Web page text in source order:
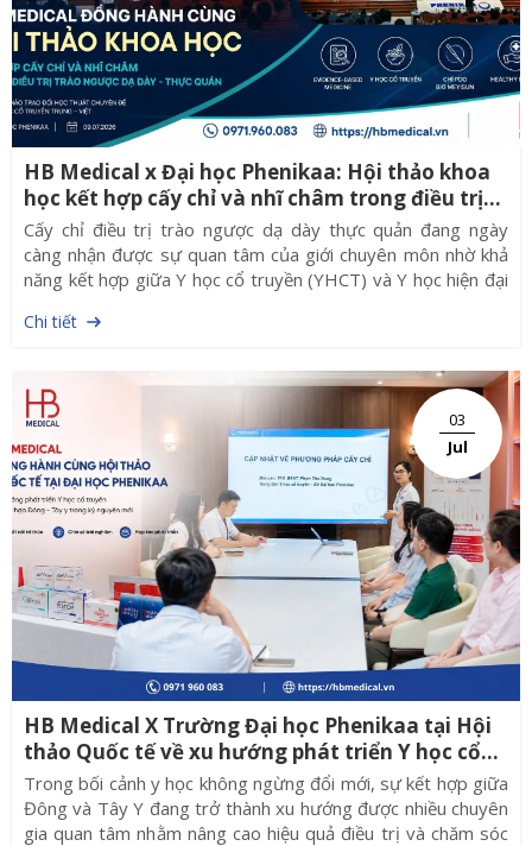
HB Medical x Đại học Phenikaa: Hội thảo khoa
học kết hợp cấy chỉ và nhĩ châm trong điều trị
trào ngược dạ dày - thực quản
Cấy chỉ điều trị trào ngược dạ dày thực quản đang ngày
càng nhận được sự quan tâm của giới chuyên môn nhờ khả
năng kết hợp giữa Y học cổ truyền (YHCT) và Y học hiện đại
chức tại Bệnh viện Đại học Phenikaa, TS.BS Bùi Phạm Minh
châm trong điều trị trào ngược dạ dày - thực quản", mang
đến nhiều góc nhìn giá trị về phương pháp điều trị này.
Chi tiết
03
Jul
HB Medical X Trường Đại học Phenikaa tại Hội
thảo Quốc tế về xu hướng phát triển Y học cổ
truyền và kết hợp Đông Tây Y trong kỷ nguyên
mới
Trong bối cảnh y học không ngừng đổi mới, sự kết hợp giữa
Đông và Tây Y đang trở thành xu hướng được nhiều chuyên
gia quan tâm nhằm nâng cao hiệu quả điều trị và chăm sóc